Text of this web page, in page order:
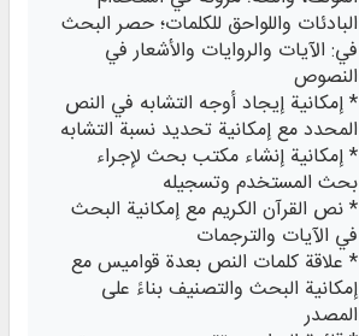
البادئات واللواحق للكلمات؛ حصر البحث
في: الآيات والروايات والأشعار في
النصوص
* إمكانية إيجاد أوجه التشابه في النص
المحدد مع إمكانية تحديد نسبة التشابه
* إمكانية إنشاء مكتب بحث لإجراء
بحث المستخدم وتسجيله
* نص القرآن الكريم مع إمكانية البحث
في الآيات والترجمات
* علاقة كلمات النص بعدة قواميس مع
إمكانية البحث والتصنيف بناءً على
المصدر